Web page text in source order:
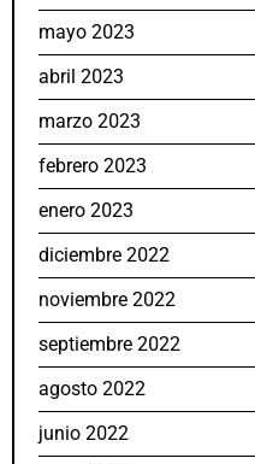
mayo 2023
abril 2023
marzo 2023
febrero 2023
enero 2023
diciembre 2022
noviembre 2022
septiembre 2022
agosto 2022
junio 2022